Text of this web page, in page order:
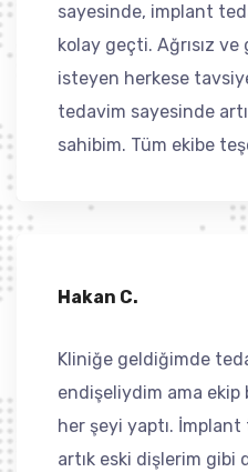
sayesinde, implant
kolay geçti. Ağrısız
isteyen herkese
tedavim sayesinde
sahibim. Tüm ekibe
Hakan C.
Kliniğe geldiğimde
endişeliydim ama
her şeyi yaptı.
artık eski dişlerim gibi